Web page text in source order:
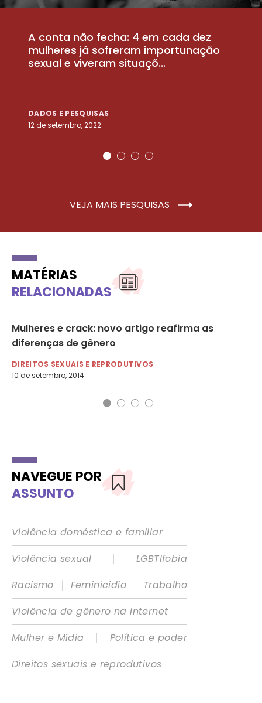
A conta não fecha: 4 em cada dez
mulheres já sofreram importunação
sexual e viveram situaçõ...
DADOS E PESQUISAS
12 de setembro, 2022
VEJA MAIS PESQUISAS
MATÉRIAS
RELACIONADAS
Mulheres e crack: novo artigo reafirma as
diferenças de gênero
DIREITOS SEXUAIS E REPRODUTIVOS
10 de setembro, 2014
NAVEGUE POR
ASSUNTO
Violência doméstica e familiar
Violência sexual
|
LGBTIfobia
Racismo
| Feminicídio |
Trabalho
Violência de gênero na internet
Mulher e Mídia
|
Política e poder
Direitos sexuais e reprodutivos